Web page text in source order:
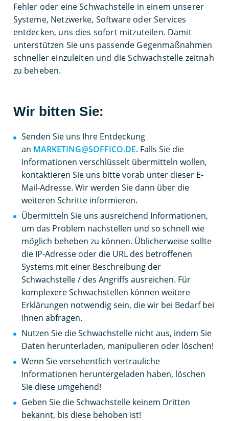
Fehler oder eine Schwachstelle in einem unserer
Systeme, Netzwerke, Software oder Services
entdecken, uns dies sofort mitzuteilen. Damit
unterstützen Sie uns passende Gegenmaßnahmen
schneller einzuleiten und die Schwachstelle zeitnah
zu beheben.
Wir bitten Sie:
Senden Sie uns Ihre Entdeckung
an MARKETING@SOFFICO.DE. Falls Sie die
Informationen verschlüsselt übermitteln wollen,
kontaktieren Sie uns bitte vorab unter dieser E-
Mail-Adresse. Wir werden Sie dann über die
weiteren Schritte informieren.
Übermitteln Sie uns ausreichend Informationen,
um das Problem nachstellen und so schnell wie
möglich beheben zu können. Üblicherweise sollte
die IP-Adresse oder die URL des betroffenen
Systems mit einer Beschreibung der
Schwachstelle / des Angriffs ausreichen. Für
komplexere Schwachstellen können weitere
Erklärungen notwendig sein, die wir bei Bedarf bei
Ihnen abfragen.
Nutzen Sie die Schwachstelle nicht aus, indem Sie
Daten herunterladen, manipulieren oder löschen!
Wenn Sie versehentlich vertrauliche
Informationen heruntergeladen haben, löschen
Sie diese umgehend!
Geben Sie die Schwachstelle keinem Dritten
bekannt, bis diese behoben ist!